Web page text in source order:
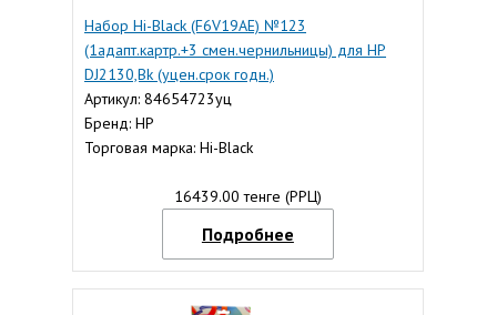
Набор Hi-Black (F6V19AE) №123
(1адапт.картр.+3 смен.чернильницы) для HP
DJ2130,Bk (уцен.срок годн.)
Артикул: 84654723уц
Бренд: HP
Торговая марка: Hi-Black
16439.00 тенге (РРЦ)
Подробнее